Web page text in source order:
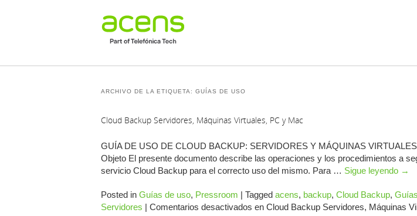
ARCHIVO DE LA ETIQUETA: GUÍAS DE USO
Cloud Backup Servidores, Máquinas Virtuales, PC y Mac
GUÍA DE USO DE CLOUD BACKUP: SERVIDORES Y MÁQUINAS
Objeto El presente documento describe las operaciones y los procedimientos a
servicio Cloud Backup para el correcto uso del mismo. Para … Sigue leyendo →
Posted in Guías de uso, Pressroom | Tagged acens, backup, Cloud Backup,
Servidores | Comentarios desactivados en Cloud Backup Servidores, Máquinas